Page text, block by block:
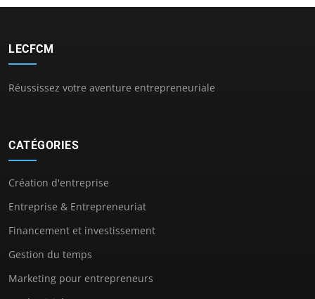
LECFCM
Réussissez votre aventure entrepreneuriale
CATÉGORIES
Création d'entreprise
Entreprise & Entrepreneuriat
Financement et investissement
Gestion du temps
Marketing pour entrepreneurs